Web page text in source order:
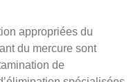
appropriées du
du mercure sont
de